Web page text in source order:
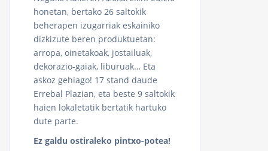
honetan, bertako 26 saltokik
beherapen izugarriak eskainiko
dizkizute beren produktuetan:
arropa, oinetakoak, jostailuak,
dekorazio-gaiak, liburuak… Eta
askoz gehiago! 17 stand daude
Errebal Plazian, eta beste 9 saltokik
haien lokaletatik bertatik hartuko
dute parte.
Ez galdu ostiraleko pintxo-potea!